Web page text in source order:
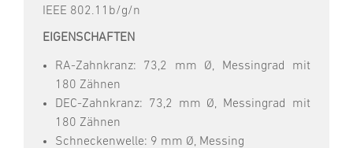
IEEE 802.11b/g/n
EIGENSCHAFTEN
RA-Zahnkranz: 73,2 mm Ø, Messingrad mit
180 Zähnen
DEC-Zahnkranz: 73,2 mm Ø, Messingrad mit
180 Zähnen
Schneckenwelle: 9 mm Ø, Messing